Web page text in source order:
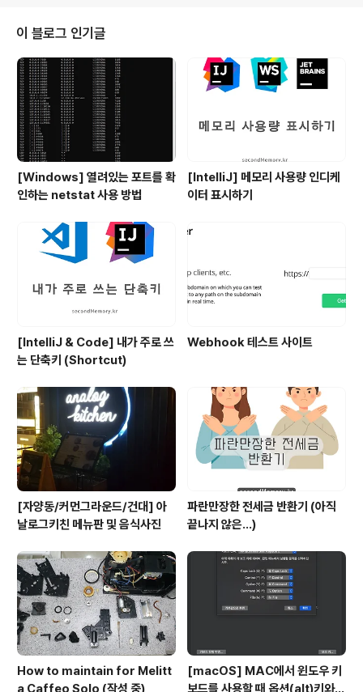
이 블로그 인기글
[Windows] 열려있는 포트를 확
인하는 netstat 사용 방법
[IntelliJ] 메모리 사용량 인디케
이터 표시하기
[IntelliJ & Code] 내가 주로 쓰
는 단축키 (Shortcut)
Webhook 테스트 사이트
[자양동/커먼그라운드/건대] 아
날로그키친 메뉴판 및 음식사진
파란만장한 전세금 반환기 (아직
끝나지 않은...)
How to maintain for Melitt
[macOS] MAC에서 윈도우 키